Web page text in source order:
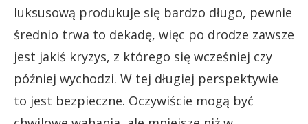
luksusową produkuje się bardzo długo, pewnie
średnio trwa to dekadę, więc po drodze zawsze
jest jakiś kryzys, z którego się wcześniej czy
później wychodzi. W tej długiej perspektywie
to jest bezpieczne. Oczywiście mogą być